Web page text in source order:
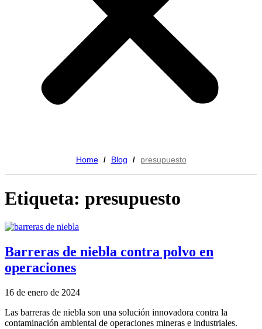
Home / Blog / presupuesto
Etiqueta: presupuesto
Barreras de niebla contra polvo en
operaciones
16 de enero de 2024
Las barreras de niebla son una solución innovadora contra la
contaminación ambiental de operaciones mineras e industriales.